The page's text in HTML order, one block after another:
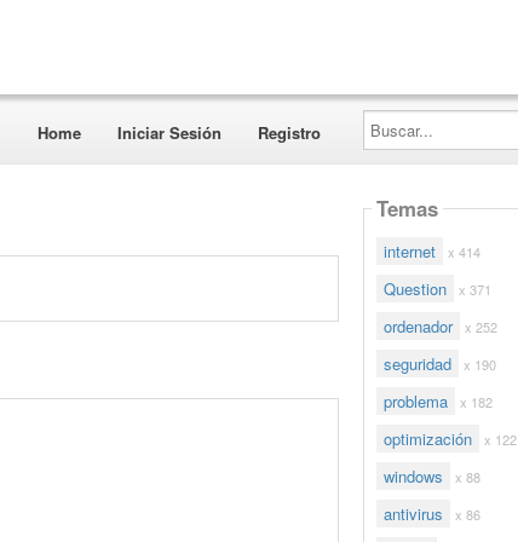
Home Iniciar Sesión Registro
Buscar...
Temas
internet x 414
Question x 371
ordenador x 252
seguridad x 190
problema x 182
optimización x 122
windows x 88
antivirus x 86